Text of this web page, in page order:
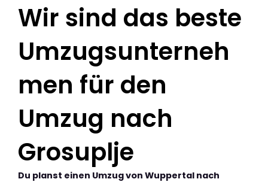
Wir sind das beste
Umzugsunterneh
men für den
Umzug nach
Grosuplje
Du planst einen Umzug von Wuppertal nach